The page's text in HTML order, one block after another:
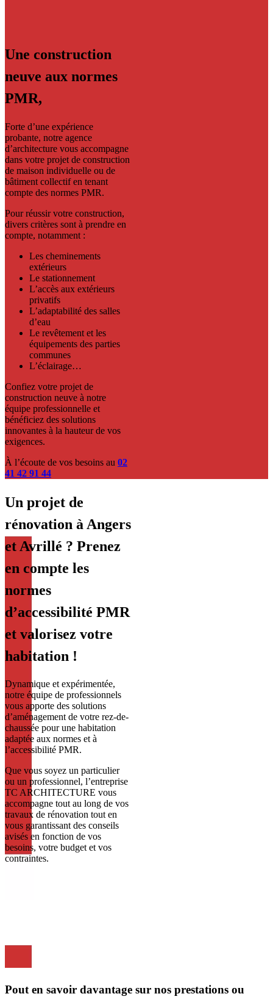
Une construction
neuve aux normes
PMR,
Forte d’une expérience
probante, notre agence
d’architecture vous accompagne
dans votre projet de construction
de maison individuelle ou de
bâtiment collectif en tenant
compte des normes PMR.
Pour réussir votre construction,
divers critères sont à prendre en
compte, notamment :
Les cheminements
extérieurs
Le stationnement
L’accès aux extérieurs
privatifs
L’adaptabilité des salles
d’eau
Le revêtement et les
équipements des parties
communes
L’éclairage…
Confiez votre projet de
construction neuve à notre
équipe professionnelle et
bénéficiez des solutions
innovantes à la hauteur de vos
exigences.
À l’écoute de vos besoins au 02
41 42 91 44
Un projet de
rénovation à Angers
et Avrillé ? Prenez
en compte les
normes
d’accessibilité PMR
et valorisez votre
habitation !
Dynamique et expérimentée,
notre équipe de professionnels
vous apporte des solutions
d’aménagement de votre rez-de-
chaussée pour une habitation
adaptée aux normes et à
l’accessibilité PMR.
Que vous soyez un particulier
ou un professionnel, l’entreprise
TC ARCHITECTURE vous
accompagne tout au long de vos
travaux de rénovation tout en
vous garantissant des conseils
avisés en fonction de vos
besoins, votre budget et vos
contraintes.
Pout en savoir davantage sur nos prestations ou